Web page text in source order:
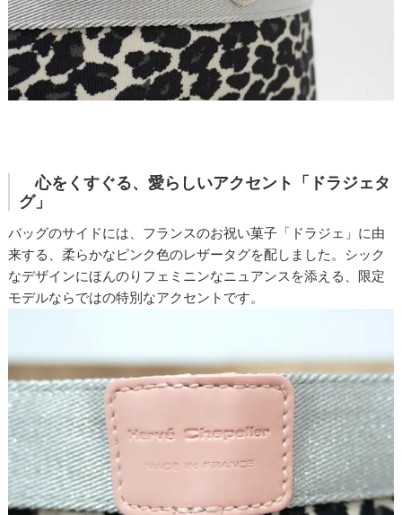
心をくすぐる、愛らしいアクセント「ドラジェタ
グ」
バッグのサイドには、フランスのお祝い菓子「ドラジェ」に由
来する、柔らかなピンク色のレザータグを配しました。シック
なデザインにほんのりフェミニンなニュアンスを添える、限定
モデルならではの特別なアクセントです。